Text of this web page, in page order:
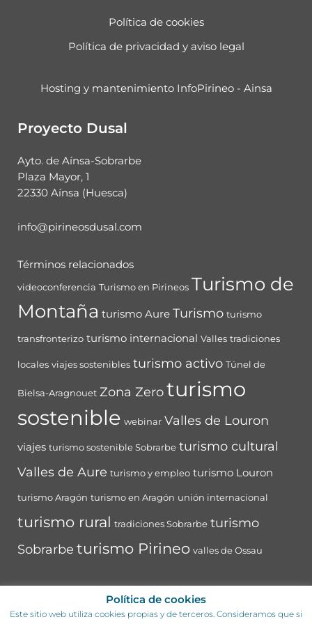
Política de cookies
Política de privacidad y aviso legal
Hosting y mantenimiento InfoPirineo - Ainsa
Proyecto Dusal
Ayto. de Aínsa-Sobrarbe
Plaza Mayor, 1
22330 Aínsa (Huesca)
info@pirineosdusal.com
Términos relacionados
videoconferencia Turismo en Pirineos Turismo de
Montaña turismo Aure Turismo turismo
transfronterizo turismo internacional Valles tradiciones
locales viajes sostenibles turismo activo Túnel de
Bielsa-Aragnouet Zona Zeroturismo
sostenible webinar Valles de Louron
viajes turismo sostenible Sobrarbe turismo cultural
Valles de Aure turismo y empleo turismo Louron
turismo Aragón turismo en Aragón unión internacional
turismo rural tradiciones Sobrarbe turismo
Sobrarbe turismo Pirineo valles de Ossau
Política de cookies
Este sitio web utiliza cookies propias y de terceros. Consideramos que si